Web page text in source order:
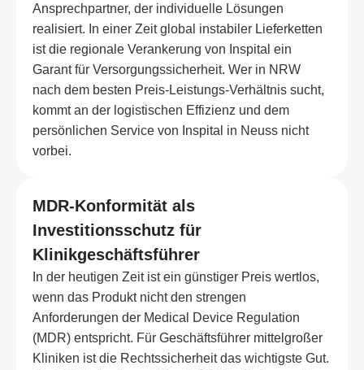
Ansprechpartner, der individuelle Lösungen
realisiert. In einer Zeit global instabiler Lieferketten
ist die regionale Verankerung von Inspital ein
Garant für Versorgungssicherheit. Wer in NRW
nach dem besten Preis-Leistungs-Verhältnis sucht,
kommt an der logistischen Effizienz und dem
persönlichen Service von Inspital in Neuss nicht
vorbei.
MDR-Konformität als
Investitionsschutz für
Klinikgeschäftsführer
In der heutigen Zeit ist ein günstiger Preis wertlos,
wenn das Produkt nicht den strengen
Anforderungen der Medical Device Regulation
(MDR) entspricht. Für Geschäftsführer mittelgroßer
Kliniken ist die Rechtssicherheit das wichtigste Gut.